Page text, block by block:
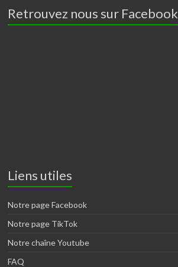
Retrouvez nous sur Facebook
Liens utiles
Notre page Facebook
Notre page TikTok
Notre chaîne Youtube
FAQ